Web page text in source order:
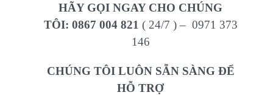
HÃY GỌI NGAY CHO CHÚNG
TÔI: 0867 004 821 ( 24/7 ) – 0971 373
146
CHÚNG TÔI LUÔN SẴN SÀNG ĐỂ
HỖ TRỢ